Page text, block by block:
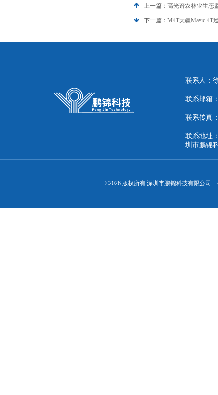
上一篇： 高光谱农林业生态
下一篇： M4T大疆Mavic 4T
联系人：
联系邮箱
联系传真
联系地址
圳市鹏锦
©2026 版权所有 深圳市鹏锦科技有限公司